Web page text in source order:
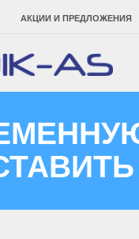
АКЦИИ И ПРЕДЛОЖЕНИЯ